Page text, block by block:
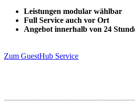
Leistungen modular wählbar
Full Service auch vor Ort
Angebot innerhalb von 24
Zum GuestHub Service